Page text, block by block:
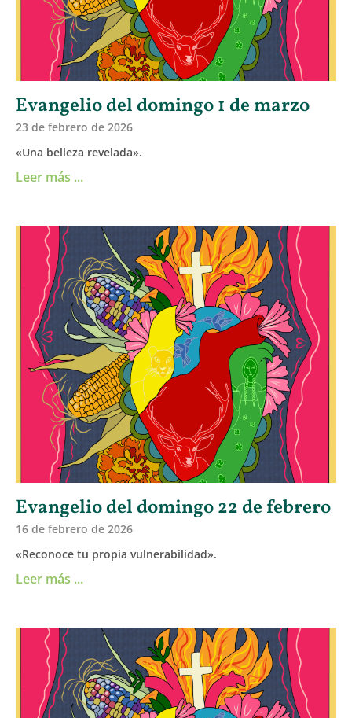
Evangelio del domingo 1 de marzo
23 de febrero de 2026
«Una belleza revelada».
Leer más ...
Evangelio del domingo 22 de febrero
16 de febrero de 2026
«Reconoce tu propia vulnerabilidad».
Leer más ...